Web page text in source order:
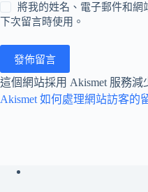
將我的姓名、電子郵件和網
下次留言時使用。
發佈留言
這個網站採用 Akismet 服務減
Akismet 如何處理網站訪客的